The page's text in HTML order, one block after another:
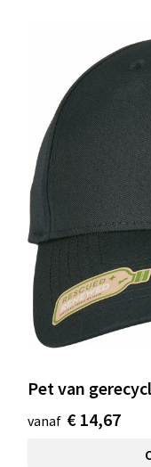
Pet van
vanaf € 14,67